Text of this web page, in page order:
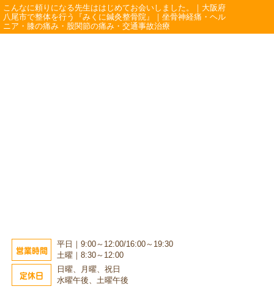
こんなに頼りになる先生ははじめてお会いしました。｜大阪府
八尾市で整体を行う『みくに鍼灸整骨院』｜坐骨神経痛・ヘル
ニア・膝の痛み・股関節の痛み・交通事故治療
営業時間
平日｜9:00～12:00/16:00～19:30
土曜｜8:30～12:00
定休日
日曜、月曜、祝日
水曜午後、土曜午後